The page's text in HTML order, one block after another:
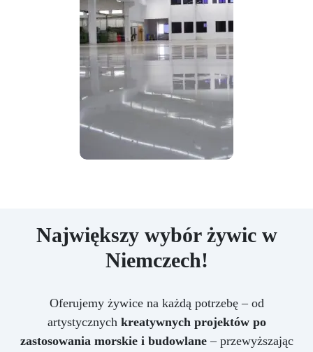
Największy wybór żywic w
Niemczech!
Oferujemy żywice na każdą potrzebę – od
artystycznych kreatywnych projektów po
zastosowania morskie i budowlane– przewyższając